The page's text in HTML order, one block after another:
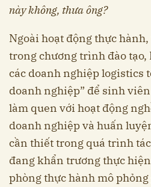
này không, thưa ông?
Ngoài hoạt động thực
trong chương trình đào tạo,
các doanh nghiệp logistics
doanh nghiệp” để sinh
làm quen với hoạt động
doanh nghiệp và huấn
cần thiết trong quá trình
đang khẩn trương thực
phòng thực hành mô